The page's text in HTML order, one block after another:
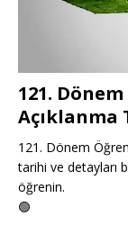
121.
Açıklanma
121. Dönem
tarihi ve detayları
öğrenin.
🟢